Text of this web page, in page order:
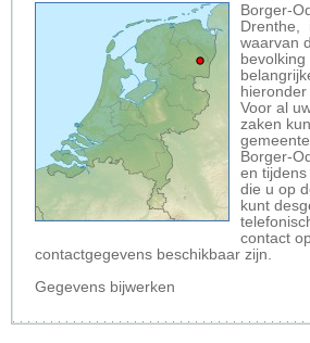
Borger-
Drenthe,
waarvan
hieronder
Voor al
zaken
Borger-
en
die u op
kunt
contact
contactgegevens beschikbaar zijn.
Gegevens bijwerken